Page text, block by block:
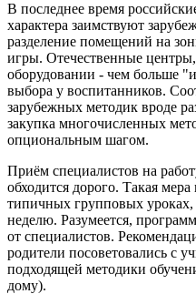
В последнее время
характера заимствуют
разделение помещений на
игры. Отечественные
оборудовании - чем больше
выбора у воспитанников.
зарубежных методик вроде
закупка многочисленных
опциональным шагом.
Приём специалистов на
обходится дорого. Такая мера
типичных групповых
неделю. Разумеется,
от специалистов.
родители посоветовались с
подходящей методики
дому).